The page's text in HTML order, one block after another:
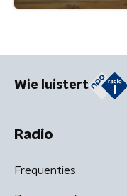
Wie luistert
Radio
Frequenties